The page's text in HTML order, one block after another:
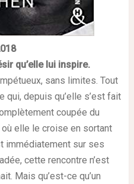
qu’elle lui inspire.
sans limites. Tout
depuis qu’elle s’est fait
coupée du
elle le croise en sortant
immédiatement sur ses
cette rencontre n’est
Mais qu’est-ce qu’un